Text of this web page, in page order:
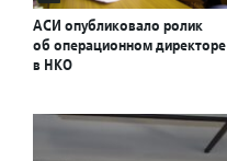
АСИ опубликовало ролик
об операционном директоре
в НКО